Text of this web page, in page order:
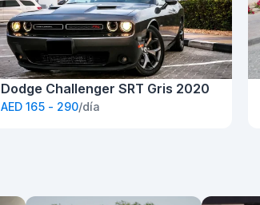
Dodge Challenger SRT Gris 2020
AED 165 - 290/día